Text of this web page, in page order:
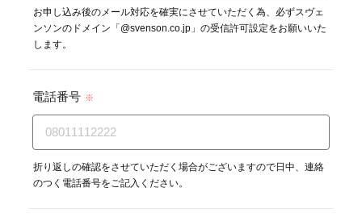
お申し込み後のメール対応を確実にさせていただく為、必ずスヴェ
ンソンのドメイン「@svenson.co.jp」の受信許可設定をお願いいた
します。
電話番号 ※
折り返しの確認をさせていただく場合がございますので日中、連絡
のつく電話番号をご記入ください。